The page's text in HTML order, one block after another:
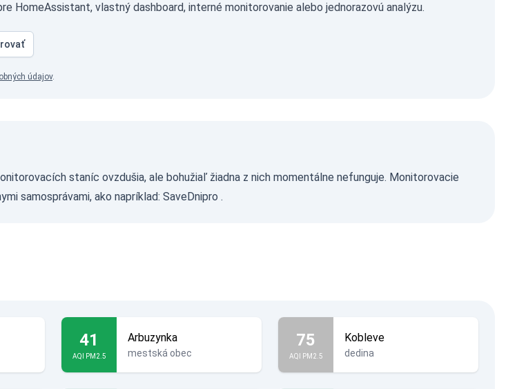
HomeAssistant, vlastný dashboard, interné monitorovanie alebo jednorazovú analýzu.
údajov.
staníc ovzdušia, ale bohužiaľ žiadna z nich momentálne nefunguje. Monitorovacie
samosprávami, ako napríklad: SaveDnipro .
41
AQI PM2.5
Arbuzynka
mestská obec
75
AQI PM2.5
Kobleve
dedina